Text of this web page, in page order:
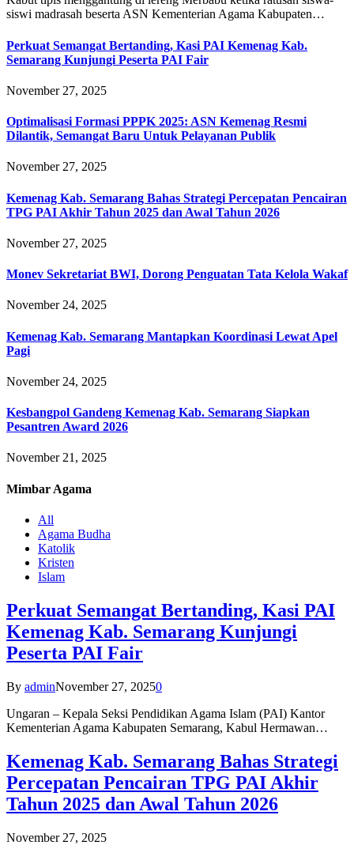
siswi madrasah beserta ASN Kementerian Agama Kabupaten…
Perkuat Semangat Bertanding, Kasi PAI Kemenag Kab.
Semarang Kunjungi Peserta PAI Fair
November 27, 2025
Optimalisasi Formasi PPPK 2025: ASN Kemenag Resmi
Dilantik, Semangat Baru Untuk Pelayanan Publik
November 27, 2025
Kemenag Kab. Semarang Bahas Strategi Percepatan Pencairan
TPG PAI Akhir Tahun 2025 dan Awal Tahun 2026
November 27, 2025
Monev Sekretariat BWI, Dorong Penguatan Tata Kelola Wakaf
November 24, 2025
Kemenag Kab. Semarang Mantapkan Koordinasi Lewat Apel
Pagi
November 24, 2025
Kesbangpol Gandeng Kemenag Kab. Semarang Siapkan
Pesantren Award 2026
November 21, 2025
Mimbar Agama
All
Agama Budha
Katolik
Kristen
Islam
Perkuat Semangat Bertanding, Kasi PAI
Kemenag Kab. Semarang Kunjungi
Peserta PAI Fair
By adminNovember 27, 20250
Ungaran – Kepala Seksi Pendidikan Agama Islam (PAI) Kantor
Kementerian Agama Kabupaten Semarang, Kabul Hermawan…
Kemenag Kab. Semarang Bahas Strategi
Percepatan Pencairan TPG PAI Akhir
Tahun 2025 dan Awal Tahun 2026
November 27, 2025